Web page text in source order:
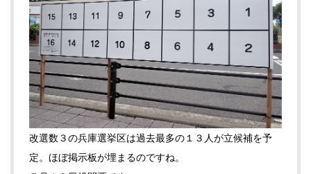
改選数３の兵庫選挙区は過去最多の１３人が立候補を予
定。ほぼ掲示板が埋まるのですね。